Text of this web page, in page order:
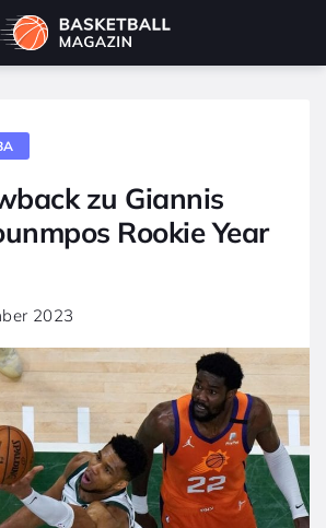
zu Giannis
Rookie Year
2023